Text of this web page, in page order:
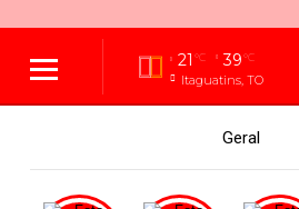
21 °C 39°C
Itaguatins, TO
Geral